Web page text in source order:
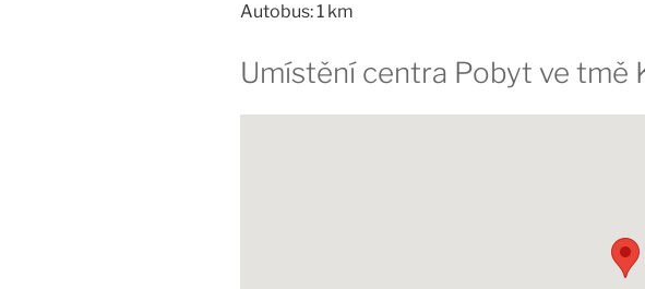
Autobus: 1 km
Umístění centra Pobyt ve tmě